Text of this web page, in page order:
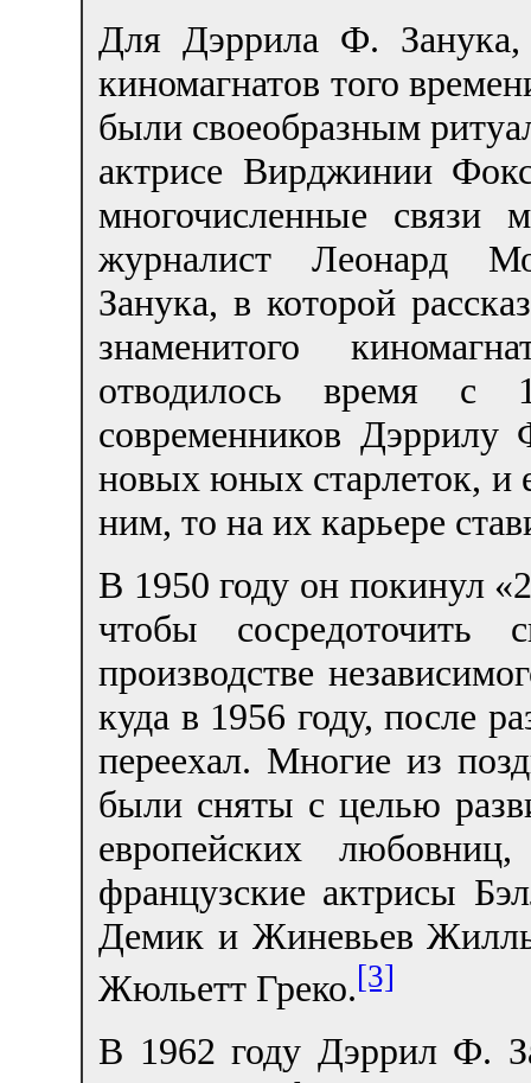
Для Дэррила Ф.
киномагнатов того
были своеобразным
актрисе Вирджинии
многочисленные связи
журналист Леонард
Занука, в которой
знаменитого
отводилось время
современников Дэррилу
новых юных старлеток, и
ним, то на их карьере
В 1950 году он покинул
чтобы сосредоточить
производстве
куда в 1956 году, после
переехал. Многие из
были сняты с целью
европейских
французские актрисы
Демик и Жиневьев
Жюльетт Греко.[3]
В 1962 году Дэррил Ф.